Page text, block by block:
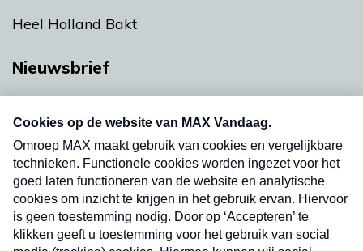
Heel Holland Bakt
Nieuwsbrief
nieuwsbrief. Elke vrijdag- en dinsdagochtend in
uw mailbox.
Verzend